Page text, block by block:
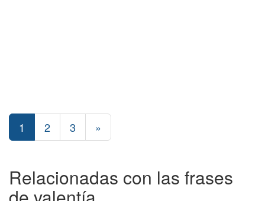
1 2 3 »
Relacionadas con las frases